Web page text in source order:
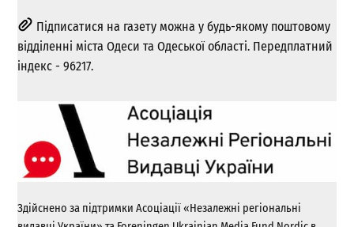
Підписатися на газету можна у будь-якому поштовому
відділенні міста Одеси та Одеської області. Передплатний
індекс - 96217.
Здійснено за підтримки Асоціації «Незалежні регіональні